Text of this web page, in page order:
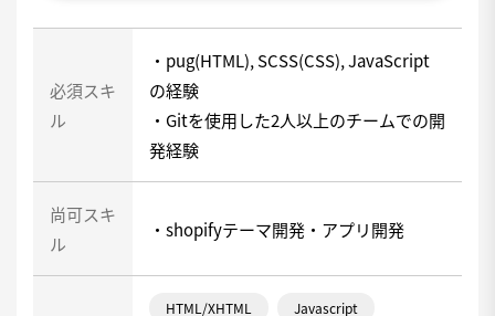
必須スキ
ル
・pug(HTML), SCSS(CSS), JavaScript
の経験
・Gitを使用した2人以上のチームでの開
発経験
尚可スキ
ル
・shopifyテーマ開発・アプリ開発
HTML/XHTML Javascript